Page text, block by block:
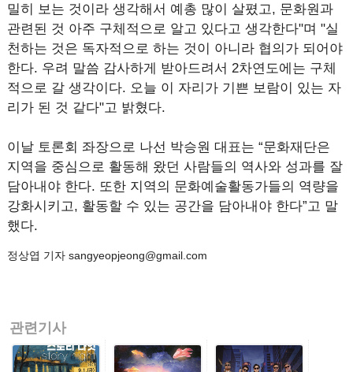
밀히 보는 것이라 생각해서 예총 많이 살폈고, 문화원과
관련된 것 아주 구체적으로 알고 있다고 생각한다"며 "실
천하는 것은 독자적으로 하는 것이 아니라 협의가 되어야
한다. 우려 말씀 감사하게 받아드려서 2차연도에는 구체
적으로 갈 생각이다. 오늘 이 자리가 기쁜 보람이 있는 자
리가 된 것 같다"고 밝혔다.
이날 토론회 좌장으로 나선 박승원 대표는 “문화재단은
지역을 중심으로 활동해 왔던 사람들의 역사와 성과를 잘
담아내야 한다. 또한 지역의 문화예술활동가들의 역량을
강화시키고, 활동할 수 있는 공간을 담아내야 한다”고 말
했다.
정상엽 기자 sangyeopjeong@gmail.com
관련기사